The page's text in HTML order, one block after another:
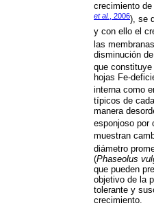
crecimiento
et al.
, 2006), se
y con ello el
las
disminución
que
hojas Fe-
interna como
típicos de
manera
esponjoso por
muestran
diámetro
(Phaseolus
que pueden
objetivo de la
tolerante y
crecimiento.